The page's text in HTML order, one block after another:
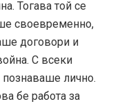
Тогава той се
своевременно,
договори и
С всеки
лично.
бе работа за